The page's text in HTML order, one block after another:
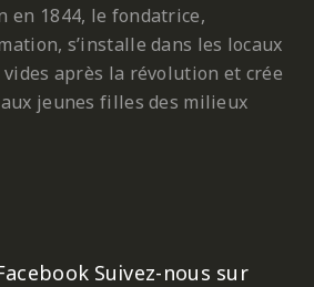
en 1844, le fondatrice,
s’installe dans les locaux
vides après la révolution et crée
jeunes filles des milieux
Suivez-nous sur